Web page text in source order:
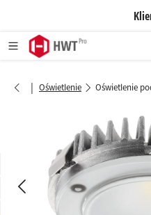
| Oświetlenie Oświetlenie
Bildergalerie überspringen